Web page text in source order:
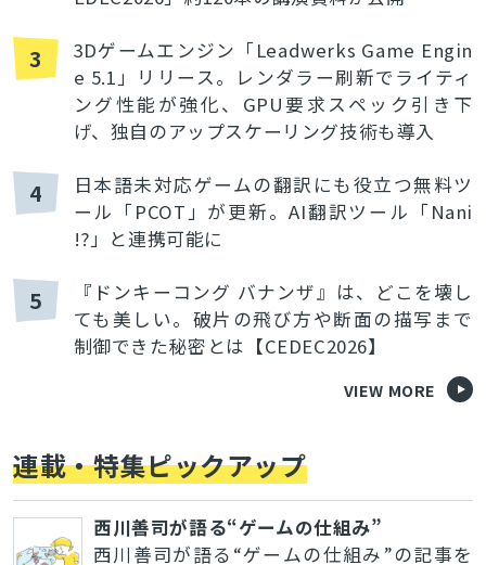
3
3Dゲームエンジン「Leadwerks Game Engin
e 5.1」リリース。レンダラー刷新でライティ
ング性能が強化、GPU要求スペック引き下
げ、独自のアップスケーリング技術も導入
4
日本語未対応ゲームの翻訳にも役立つ無料ツ
ール「PCOT」が更新。AI翻訳ツール「Nani
!?」と連携可能に
5
『ドンキーコング バナンザ』は、どこを壊し
ても美しい。破片の飛び方や断面の描写まで
制御できた秘密とは【CEDEC2026】
VIEW MORE
連載・特集ピックアップ
西川善司が語る“ゲームの仕組み”
西川善司が語る“ゲームの仕組み”の記事を